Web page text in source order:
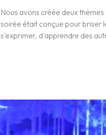
Nous avons créée deux
soirée était conçue pour briser
s'exprimer, d'apprendre des